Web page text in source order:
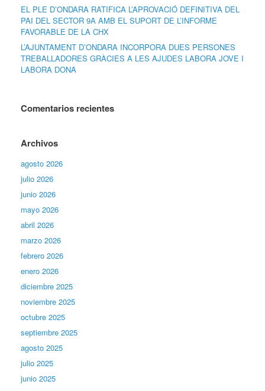
EL PLE D’ONDARA RATIFICA L’APROVACIÓ DEFINITIVA DEL
PAI DEL SECTOR 9A AMB EL SUPORT DE L’INFORME
FAVORABLE DE LA CHX
L’AJUNTAMENT D’ONDARA INCORPORA DUES PERSONES
TREBALLADORES GRÀCIES A LES AJUDES LABORA JOVE I
LABORA DONA
Comentarios recientes
Archivos
agosto 2026
julio 2026
junio 2026
mayo 2026
abril 2026
marzo 2026
febrero 2026
enero 2026
diciembre 2025
noviembre 2025
octubre 2025
septiembre 2025
agosto 2025
julio 2025
junio 2025